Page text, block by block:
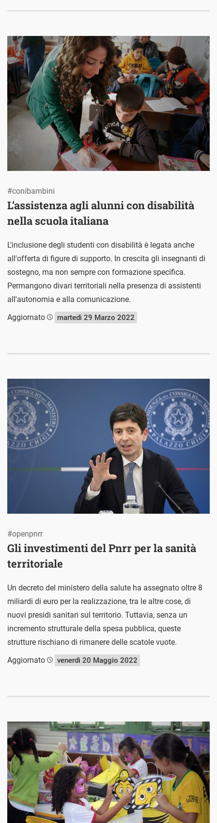
L’assistenza agli alunni con disabilità
nella scuola italiana
#conibambini
L'inclusione degli studenti con disabilità è legata anche
all'offerta di figure di supporto. In crescita gli insegnanti di
sostegno, ma non sempre con formazione specifica.
Permangono divari territoriali nella presenza di assistenti
all'autonomia e alla comunicazione.
Aggiornato
martedì 29 Marzo 2022
Gli investimenti del Pnrr per la sanità
territoriale
#openpnrr
Un decreto del ministero della salute ha assegnato oltre 8
miliardi di euro per la realizzazione, tra le altre cose, di
nuovi presidi sanitari sul territorio. Tuttavia, senza un
incremento strutturale della spesa pubblica, queste
strutture rischiano di rimanere delle scatole vuote.
Aggiornato
venerdì 20 Maggio 2022